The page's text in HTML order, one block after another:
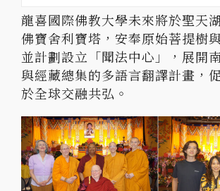
龍喜國際佛教大學未來將於聖天
佛寶舍利寶塔，安奉原始菩提樹
並計劃設立「聞法中心」，展開
與經藏總集的多語言翻譯計畫，
於全球交融共弘。